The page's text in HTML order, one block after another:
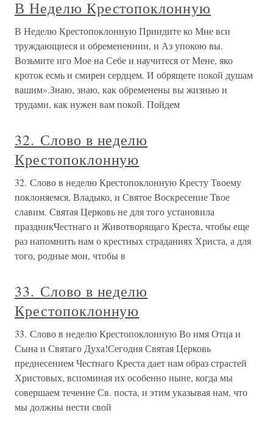
В Неделю Крестопоклонную
В Неделю Крестопоклонную Приидите ко Мне вси
труждающиеся и обремененнии, и Аз упокою вы.
Возьмите иго Мое на Себе и научитеся от Мене, яко
кроток есмь и смирен сердцем. И обрящете покой душам
вашим».Знаю, знаю, как обременены вы жизнью и
трудами, как нужен вам покой. Пойдем
32. Слово в неделю
Крестопоклонную
32. Слово в неделю Крестопоклонную Кресту Твоему
поклоняемся, Владыко, и Святое Воскресение Твое
славим. Святая Церковь не для того установила
праздникЧестнаго и Животворящаго Креста, чтобы еще
раз напомнить нам о крестных страданиях Христа, а для
того, родные мои, чтобы в
33. Слово в неделю
Крестопоклонную
33. Слово в неделю Крестопоклонную Во имя Отца и
Сына и Святаго Духа!Сегодня Святая Церковь
преднесением Честнаго Креста дает нам образ страстей
Христовых, вспоминая их особенно ныне, когда мы
совершаем течение Св. поста, и этим указывая нам, что
мы должны нести свой